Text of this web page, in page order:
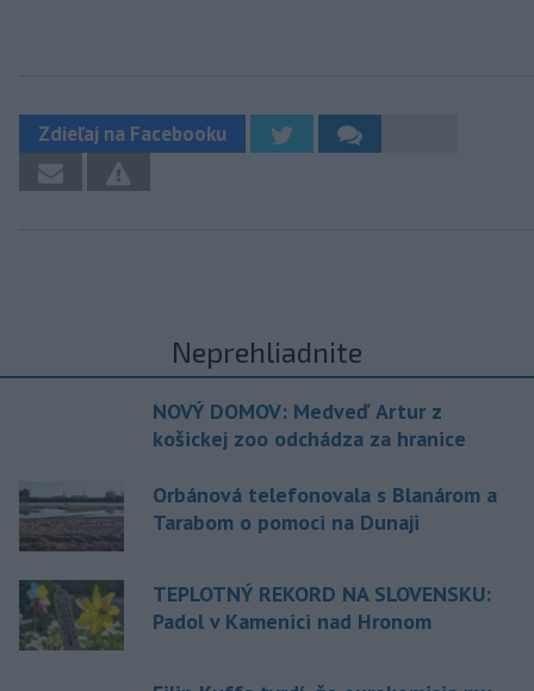
Zdieľaj na Facebooku
Neprehliadnite
NOVÝ DOMOV: Medveď Artur z
košickej zoo odchádza za hranice
Orbánová telefonovala s Blanárom a
Tarabom o pomoci na Dunaji
TEPLOTNÝ REKORD NA SLOVENSKU:
Padol v Kamenici nad Hronom